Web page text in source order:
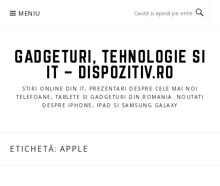
MENIU
GADGETURI, TEHNOLOGIE SI
IT – DISPOZITIV.RO
STIRI ONLINE DIN IT, PREZENTARI DESPRE CELE MAI NOI
TELEFOANE, TABLETE SI GADGETURI DIN ROMANIA. NOUTATI
DESPRE IPHONE, IPAD SI SAMSUNG GALAXY
ETICHETĂ: APPLE